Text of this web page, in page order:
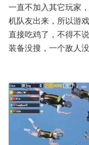
一直不加入其它玩家
机队友出来，所以游
直接吃鸡了，不得不
装备没搜，一个敌人